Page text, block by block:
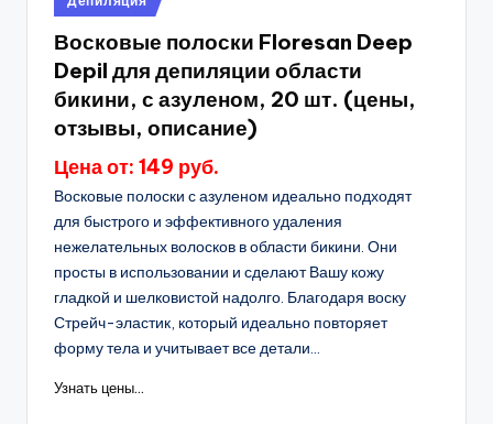
в
Восковые полоски Floresan Deep
Depil для депиляции области
бикини, с азуленом, 20 шт. (цены,
отзывы, описание)
Цена от: 149 руб.
Восковые полоски с азуленом идеально подходят
для быстрого и эффективного удаления
нежелательных волосков в области бикини. Они
просты в использовании и сделают Вашу кожу
гладкой и шелковистой надолго. Благодаря воску
Стрейч-эластик, который идеально повторяет
форму тела и учитывает все детали...
Узнать цены...